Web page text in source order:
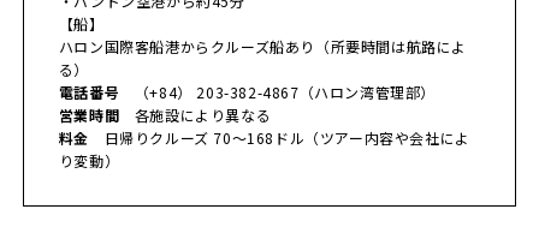
【船】
ハロン国際客船港からクルーズ船あり（所要時間は航路によ
る）
電話番号 （+84） 203-382-4867（ハロン湾管理部）
営業時間 各施設により異なる
料金 日帰りクルーズ 70〜168ドル（ツアー内容や会社によ
り変動）